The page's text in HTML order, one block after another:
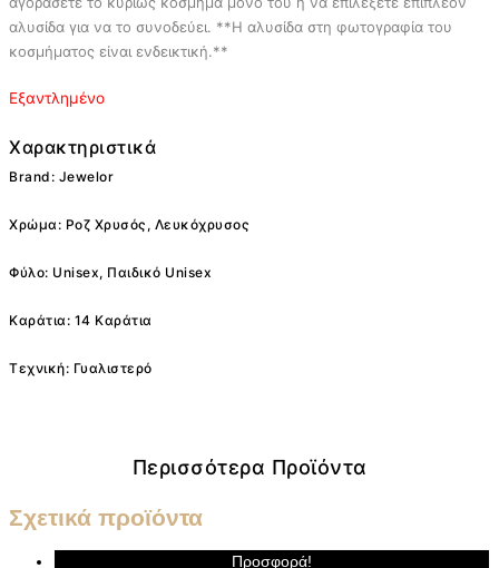
αλυσίδα για να το συνοδεύει. **Η αλυσίδα στη φωτογραφία του
κοσμήματος είναι ενδεικτική.**
Εξαντλημένο
Χαρακτηριστικά
Brand: Jewelor
Χρώμα: Ροζ Χρυσός, Λευκόχρυσος
Φύλο: Unisex, Παιδικό Unisex
Καράτια: 14 Καράτια
Τεχνική: Γυαλιστερό
Περισσότερα Προϊόντα
Σχετικά προϊόντα
Προσφορά!